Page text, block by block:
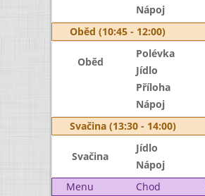
Nápoj
Oběd (10:45 - 12:00)
Oběd
Polévka
Jídlo
Příloha
Nápoj
Svačina (13:30 - 14:00)
Svačina
Jídlo
Nápoj
Menu
Chod